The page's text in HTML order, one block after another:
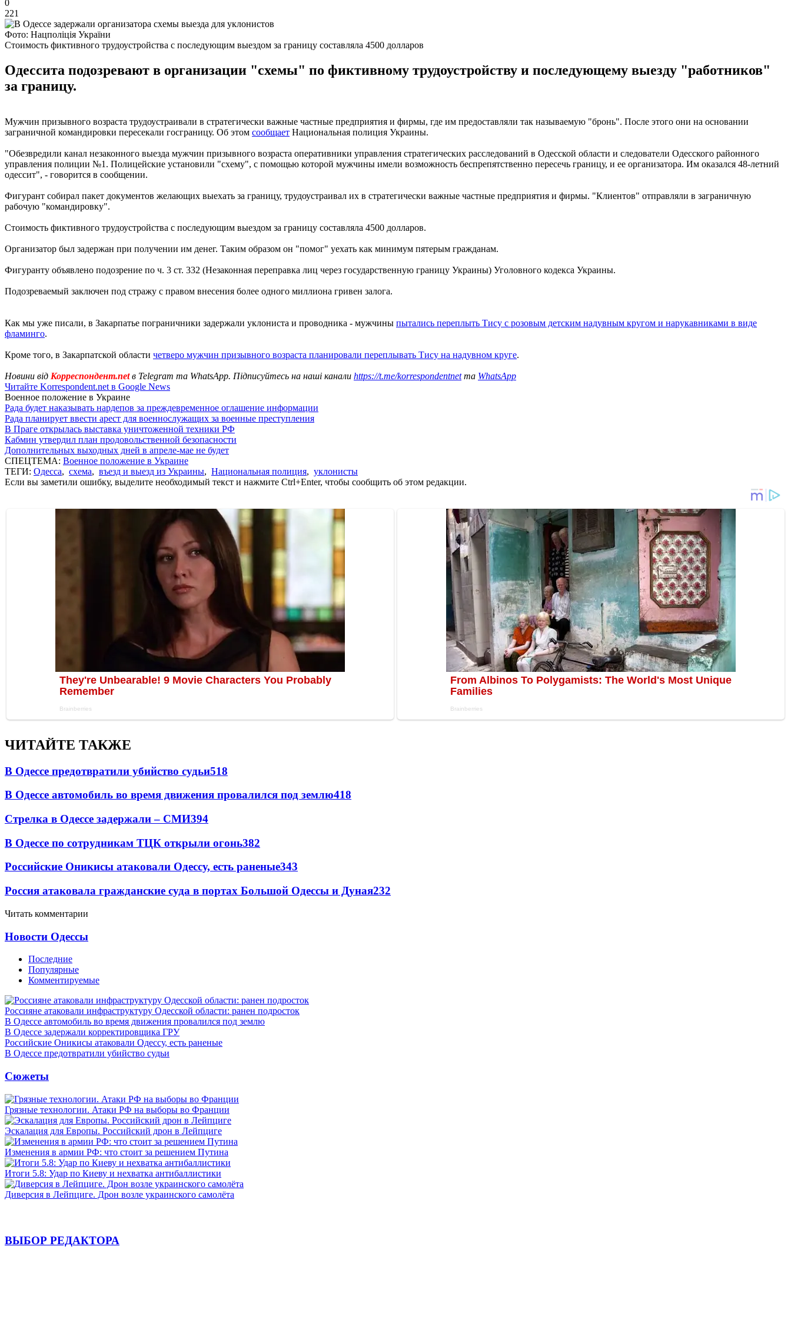
0
221
Фото: Нацполіція України
Стоимость фиктивного трудоустройства с последующим выездом за границу составляла 4500 долларов
Одессита подозревают в организации "схемы" по фиктивному трудоустройству и последующему выезду "работников"
за границу.
Мужчин призывного возраста трудоустраивали в стратегически важные частные предприятия и фирмы, где им предоставляли так называемую "бронь". После этого они на основании
заграничной командировки пересекали госграницу. Об этом сообщает Национальная полиция Украины.
"Обезвредили канал незаконного выезда мужчин призывного возраста оперативники управления стратегических расследований в Одесской области и следователи Одесского районного
управления полиции №1. Полицейские установили "схему", с помощью которой мужчины имели возможность беспрепятственно пересечь границу, и ее организатора. Им оказался 48-летний
одессит", - говорится в сообщении.
Фигурант собирал пакет документов желающих выехать за границу, трудоустраивал их в стратегически важные частные предприятия и фирмы. "Клиентов" отправляли в заграничную
рабочую "командировку".
Стоимость фиктивного трудоустройства с последующим выездом за границу составляла 4500 долларов.
Организатор был задержан при получении им денег. Таким образом он "помог" уехать как минимум пятерым гражданам.
Фигуранту объявлено подозрение по ч. 3 ст. 332 (Незаконная переправка лиц через государственную границу Украины) Уголовного кодекса Украины.
Подозреваемый заключен под стражу с правом внесения более одного миллиона гривен залога.
Как мы уже писали, в Закарпатье пограничники задержали уклониста и проводника - мужчины пытались переплыть Тису с розовым детским надувным кругом и нарукавниками в виде
фламинго.
Кроме того, в Закарпатской области четверо мужчин призывного возраста планировали переплывать Тису на надувном круге.
Новини від Корреспондент.netв Telegram та WhatsApp. Підписуйтесь на наші канали https://t.me/korrespondentnetта WhatsApp
Читайте Korrespondent.net в Google News
Военное положение в Украине
Рада будет наказывать нардепов за преждевременное оглашение информации
Рада планирует ввести арест для военнослужащих за военные преступления
В Праге открылась выставка уничтоженной техники РФ
Кабмин утвердил план продовольственной безопасности
Дополнительных выходных дней в апреле-мае не будет
СПЕЦТЕМА: Военное положение в Украине
ТЕГИ: Одесса, схема, въезд и выезд из Украины, Национальная полиция, уклонисты
Если вы заметили ошибку, выделите необходимый текст и нажмите Ctrl+Enter, чтобы сообщить об этом редакции.
ЧИТАЙТЕ ТАКЖЕ
В Одессе предотвратили убийство судьи518
В Одессе автомобиль во время движения провалился под землю418
Стрелка в Одессе задержали – СМИ394
В Одессе по сотрудникам ТЦК открыли огонь382
Российские Оникисы атаковали Одессу, есть раненые343
Россия атаковала гражданские суда в портах Большой Одессы и Дуная232
Читать комментарии
Новости Одессы
Последние
Популярные
Комментируемые
Россияне атаковали инфраструктуру Одесской области: ранен подросток
В Одессе автомобиль во время движения провалился под землю
В Одессе задержали корректировщика ГРУ
Российские Оникисы атаковали Одессу, есть раненые
В Одессе предотвратили убийство судьи
Сюжеты
Грязные технологии. Атаки РФ на выборы во Франции
Эскалация для Европы. Российский дрон в Лейпциге
Изменения в армии РФ: что стоит за решением Путина
Итоги 5.8: Удар по Киеву и нехватка антибаллистики
Диверсия в Лейпциге. Дрон возле украинского самолёта
ВЫБОР РЕДАКТОРА